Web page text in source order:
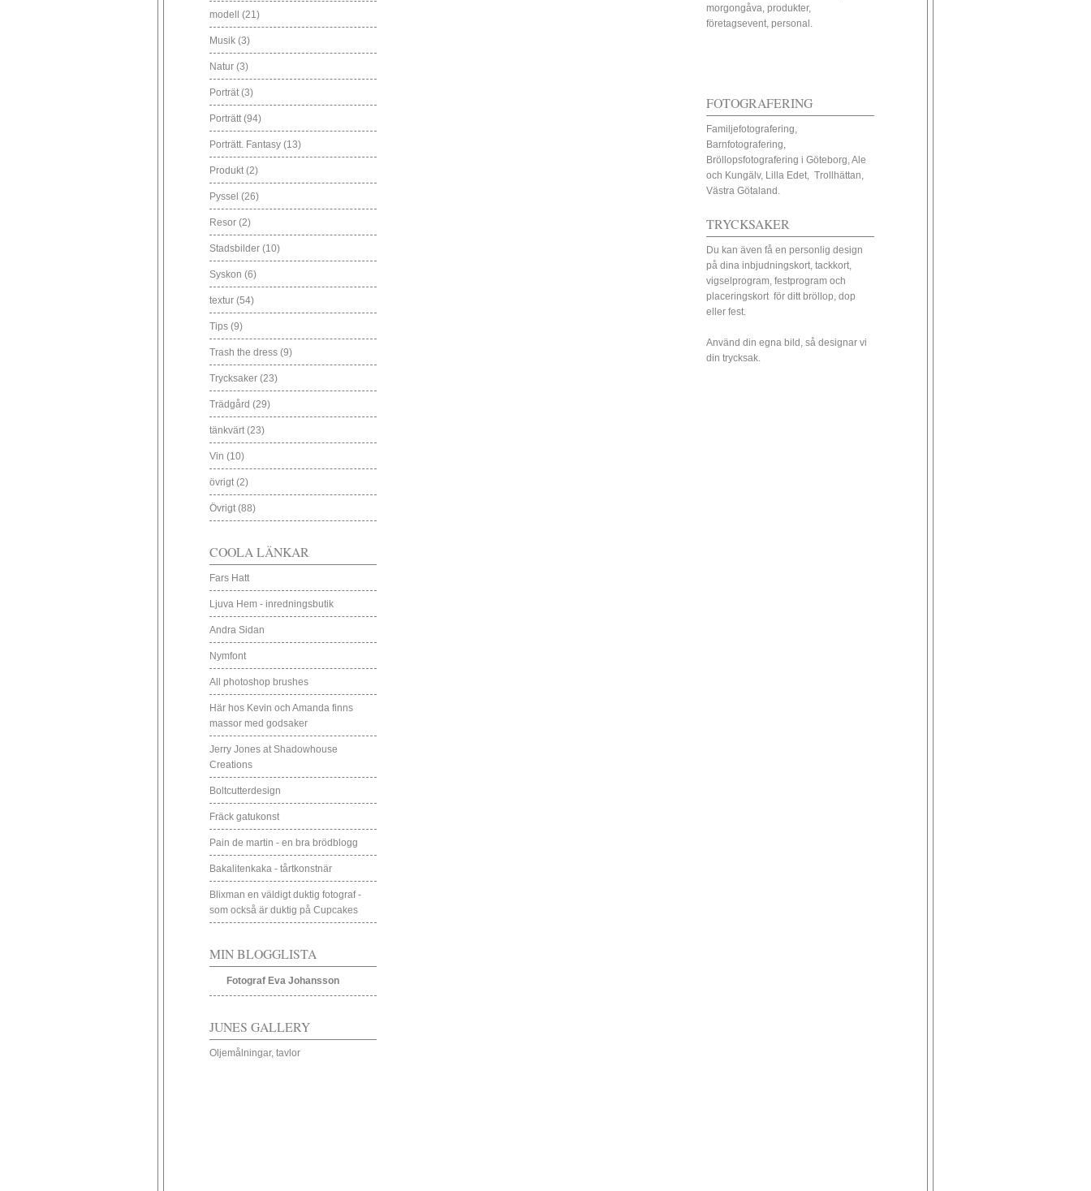
modell (21)
Musik (3)
Natur (3)
Porträt (3)
Porträtt (94)
Porträtt. Fantasy (13)
Produkt (2)
Pyssel (26)
Resor (2)
Stadsbilder (10)
Syskon (6)
textur (54)
Tips (9)
Trash the dress (9)
Trycksaker (23)
Trädgård (29)
tänkvärt (23)
Vin (10)
övrigt (2)
Övrigt (88)
COOLA LÄNKAR
Fars Hatt
Ljuva Hem - inredningsbutik
Andra Sidan
Nymfont
All photoshop brushes
Här hos Kevin och Amanda finns
massor med godsaker
Jerry Jones at Shadowhouse
Creations
Boltcutterdesign
Fräck gatukonst
Pain de martin - en bra brödblogg
Bakalitenkaka - tårtkonstnär
Blixman en väldigt duktig fotograf -
som också är duktig på Cupcakes
MIN BLOGGLISTA
Fotograf Eva Johansson
JUNES GALLERY
Oljemålningar, tavlor
morgongåva, produkter,
företagsevent, personal.
FOTOGRAFERING
Familjefotografering,
Barnfotografering,
Bröllopsfotografering i Göteborg, Ale
och Kungälv, Lilla Edet, Trollhättan,
Västra Götaland.
TRYCKSAKER
Du kan även få en personlig design
på dina inbjudningskort, tackkort,
vigselprogram, festprogram och
placeringskort för ditt bröllop, dop
eller fest.
Använd din egna bild, så designar vi
din trycksak.